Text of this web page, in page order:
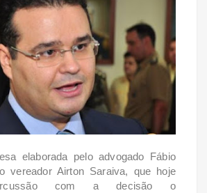
elaborada pelo advogado Fábio
vereador Airton Saraiva, que hoje
com a decisão o